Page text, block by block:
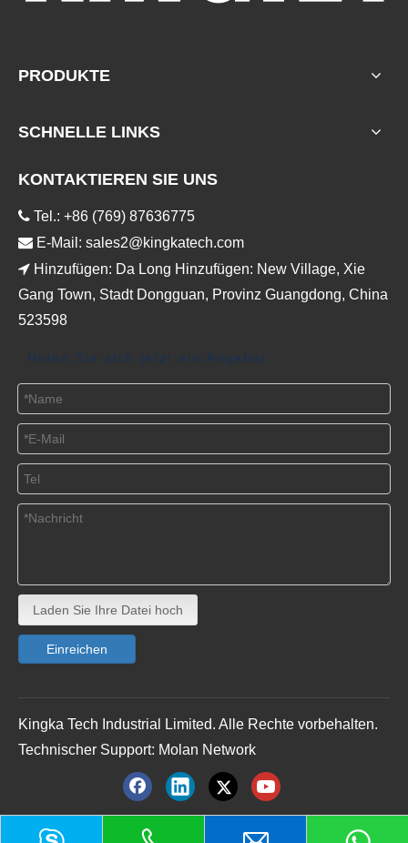
PRODUKTE
SCHNELLE LINKS
KONTAKTIEREN SIE UNS
 Tel.: +86 (769) 87636775
 E-Mail: sales2@kingkatech.com
 Hinzufügen: Da Long Hinzufügen: New Village, Xie
Gang Town, Stadt Dongguan, Provinz Guangdong, China
523598
Holen Sie sich jetzt ein Angebot
Laden Sie Ihre Datei hoch
Einreichen
Kingka Tech Industrial Limited. Alle Rechte vorbehalten.
Technischer Support: Molan Network